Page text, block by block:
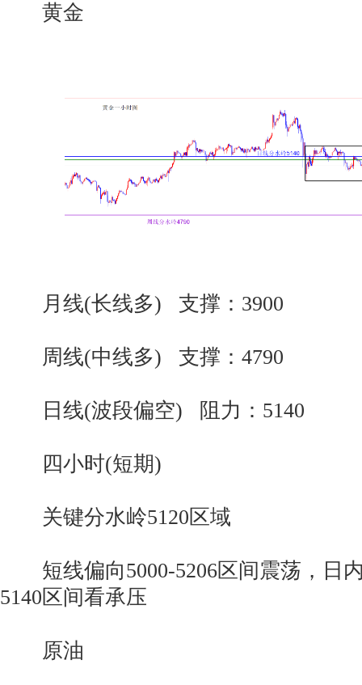
黄金
月线(长线多) 支撑：3900
周线(中线多) 支撑：4790
日线(波段偏空) 阻力：5140
四小时(短期)
关键分水岭5120区域
短线偏向5000-5206区间震荡，日
5140区间看承压
原油